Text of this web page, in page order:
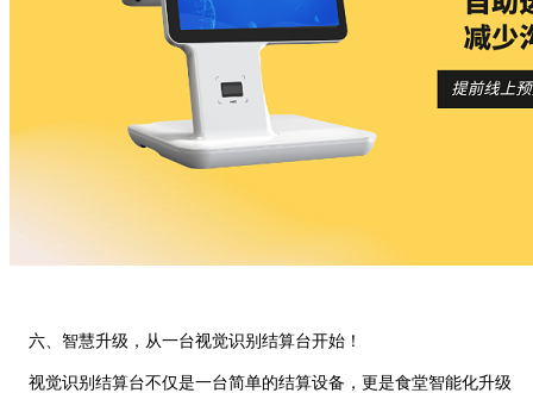
六、智慧升级，从一台视觉识别结算台开始！
视觉识别结算台不仅是一台简单的结算设备，更是食堂智能化升级